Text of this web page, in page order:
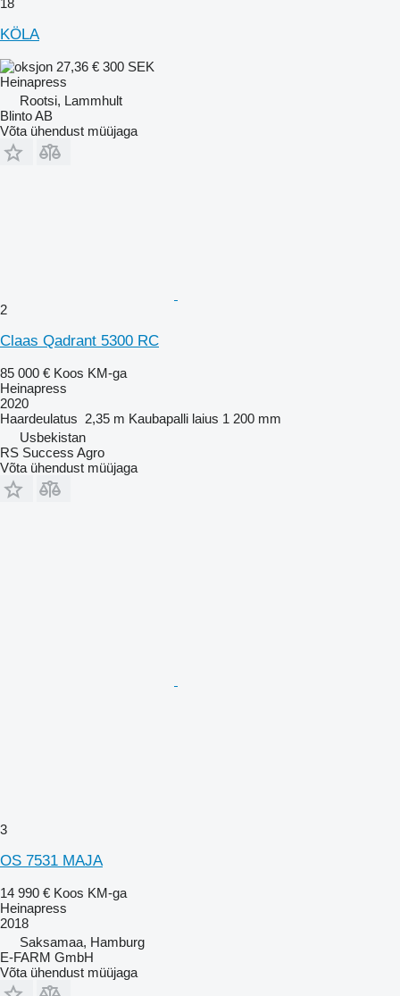
18
KÖLA
27,36 € 300 SEK
Heinapress
Rootsi, Lammhult
Blinto AB
Võta ühendust müüjaga
2
Claas Qadrant 5300 RC
85 000 € Koos KM-ga
Heinapress
2020
Haardeulatus 2,35 m Kaubapalli laius 1 200 mm
Usbekistan
RS Success Agro
Võta ühendust müüjaga
3
OS 7531 MAJA
14 990 € Koos KM-ga
Heinapress
2018
Saksamaa, Hamburg
E-FARM GmbH
Võta ühendust müüjaga